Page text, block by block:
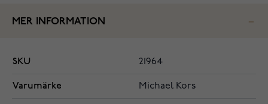
MER INFORMATION
SKU 21964
Varumärke Michael Kors